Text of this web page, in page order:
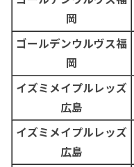
岡
ゴールデンウルヴス福
岡
イズミメイプルレッズ
広島
イズミメイプルレッズ
広島